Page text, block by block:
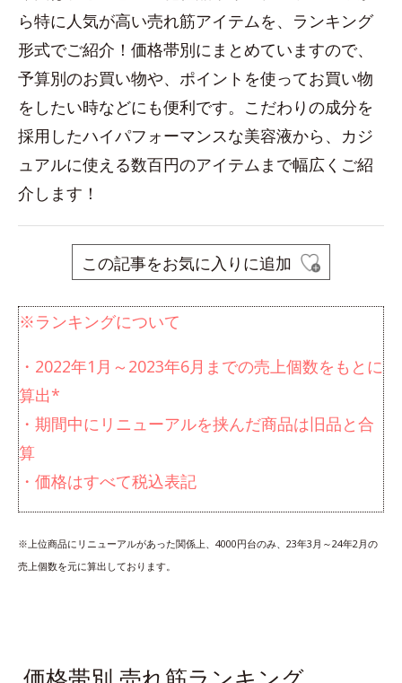
ら特に人気が高い売れ筋アイテムを、ランキング
形式でご紹介！価格帯別にまとめていますので、
予算別のお買い物や、ポイントを使ってお買い物
をしたい時などにも便利です。こだわりの成分を
採用したハイパフォーマンスな美容液から、カジ
ュアルに使える数百円のアイテムまで幅広くご紹
介します！
この記事をお気に入りに追加
※ランキングについて
・2022年1月～2023年6月までの売上個数をもとに
算出*
・期間中にリニューアルを挟んだ商品は旧品と合
算
・価格はすべて税込表記
※上位商品にリニューアルがあった関係上、4000円台のみ、23年3月～24年2月の
売上個数を元に算出しております。